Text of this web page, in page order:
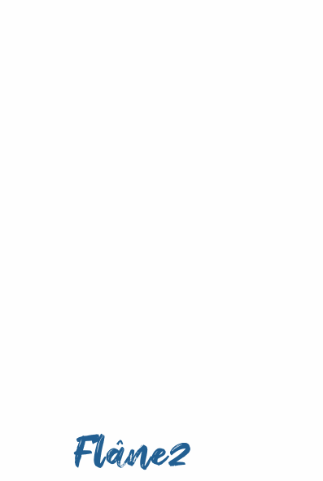
Flânez